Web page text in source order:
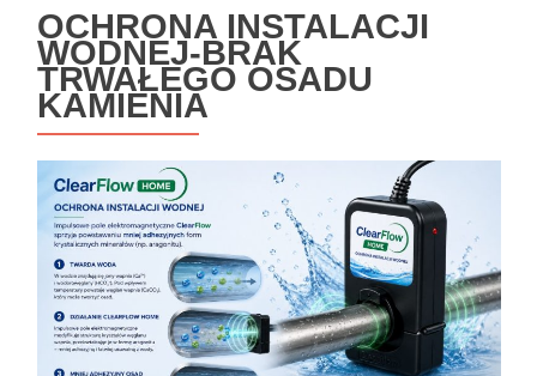
wpisach
OCHRONA INSTALACJI
WODNEJ-BRAK
TRWAŁEGO OSADU
KAMIENIA